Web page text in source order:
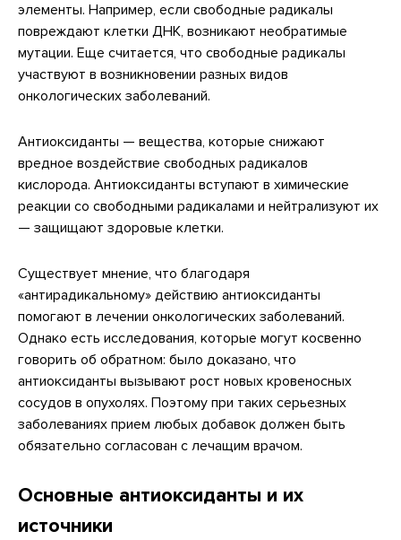
элементы. Например, если свободные радикалы
повреждают клетки ДНК, возникают необратимые
мутации. Еще считается, что свободные радикалы
участвуют в возникновении разных видов
онкологических заболеваний.
Антиоксиданты — вещества, которые снижают
вредное воздействие свободных радикалов
кислорода. Антиоксиданты вступают в химические
реакции со свободными радикалами и нейтрализуют их
— защищают здоровые клетки.
Существует мнение, что благодаря
«антирадикальному» действию антиоксиданты
помогают в лечении онкологических заболеваний.
Однако есть исследования, которые могут косвенно
говорить об обратном: было доказано, что
антиоксиданты вызывают рост новых кровеносных
сосудов в опухолях. Поэтому при таких серьезных
заболеваниях прием любых добавок должен быть
обязательно согласован с лечащим врачом.
Основные антиоксиданты и их
источники